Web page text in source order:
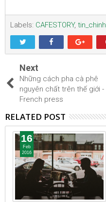
Labels: CAFESTORY, tin_chinh
Next
Những cách pha cà phê
nguyên chất trên thế giới -
French press
RELATED POST
16
Feb
2016